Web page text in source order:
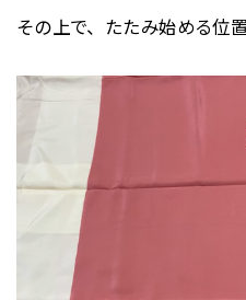
その上で、たたみ始める位